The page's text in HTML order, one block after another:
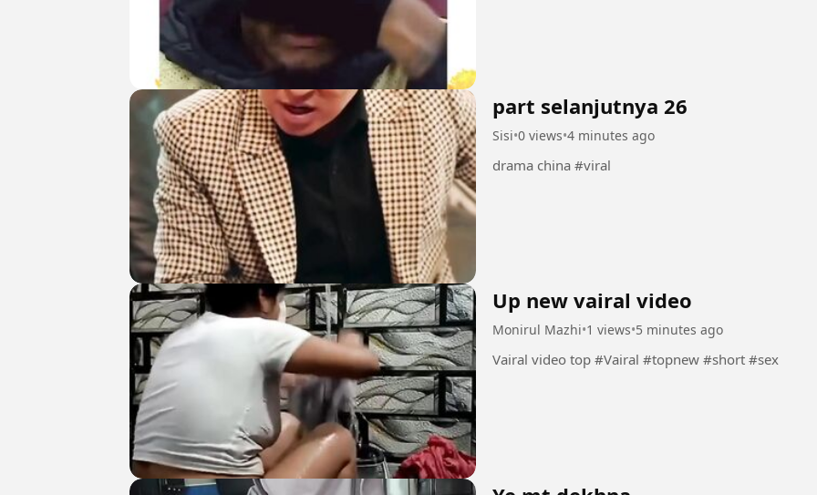
part selanjutnya 26
Sisi•0 views•4 minutes ago
drama china #viral
Up new vairal video
Monirul Mazhi•1 views•5 minutes ago
Vairal video top #Vairal #topnew #short #sex